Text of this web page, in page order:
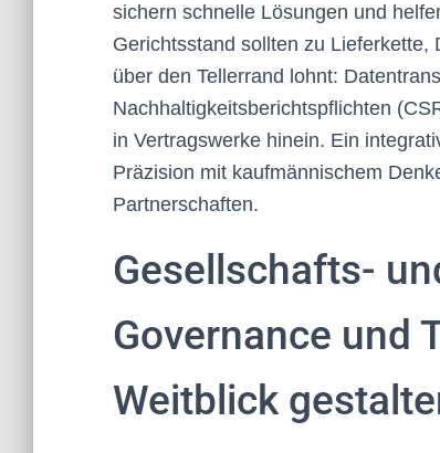
sichern schnelle Lösungen und
Gerichtsstand sollten zu
über den Tellerrand lohnt:
Nachhaltigkeitsberichtspflichten
in Vertragswerke hinein. Ein
Präzision mit kaufmännischem
Partnerschaften.
Gesellschafts-
Governance und
Weitblick